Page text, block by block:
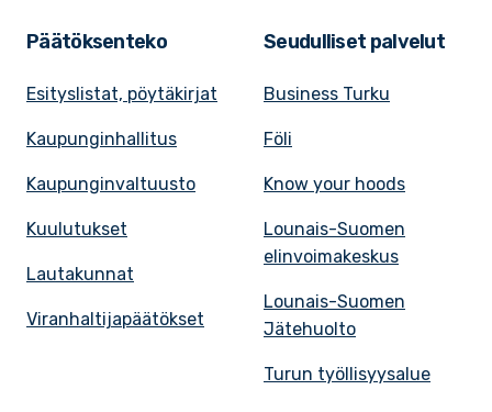
Päätöksenteko
Esityslistat, pöytäkirjat
Kaupunginhallitus
Kaupunginvaltuusto
Kuulutukset
Lautakunnat
Viranhaltijapäätökset
Seudulliset palvelut
Business Turku
Föli
Know your hoods
Lounais-Suomen
elinvoimakeskus
Lounais-Suomen
Jätehuolto
Turun työllisyysalue